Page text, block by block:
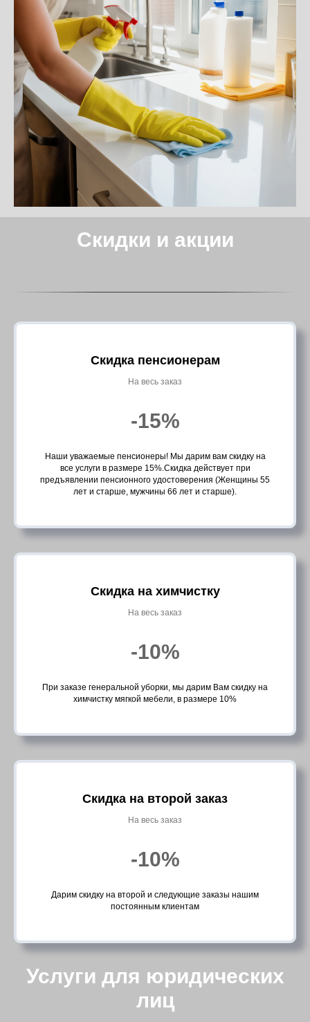
Скидки и акции
Скидка пенсионерам
На весь заказ
-15%
Наши уважаемые пенсионеры! Мы дарим вам скидку на
все услуги в размере 15%.Скидка действует при
предъявлении пенсионного удостоверения (Женщины 55
лет и старше, мужчины 66 лет и старше).
Скидка на химчистку
На весь заказ
-10%
При заказе генеральной уборки, мы дарим Вам скидку на
химчистку мягкой мебели, в размере 10%
Скидка на второй заказ
На весь заказ
-10%
Дарим скидку на второй и следующие заказы нашим
постоянным клиентам
Услуги для юридических
лиц